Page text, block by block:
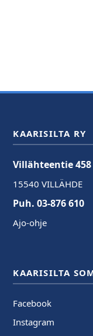
KAARISILTA RY
Villähteentie 458
15540 VILLÄHDE
Puh. 03-876 610
Ajo-ohje
KAARISILTA
Facebook
Instagram